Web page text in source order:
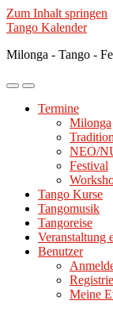
Zum Inhalt springen
Tango Kalender
Milonga - Tango -
Mobile-
ein-/ausblenden
Suchfeld
ein-/ausblenden
Termine
Milonga
NEO/
Festival
Tango Kurse
Tangomusik
Tangoreise
Veranstaltung
Benutzer
Meine